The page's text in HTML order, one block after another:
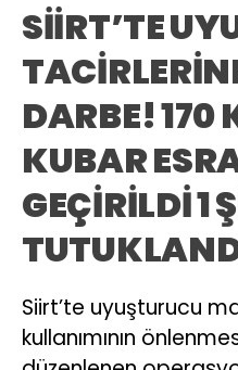
SİİRT’TE
DARBE! 170
KUBAR
GEÇİRİLDİ 1
Siirt’te uyuşturucu
kullanımının